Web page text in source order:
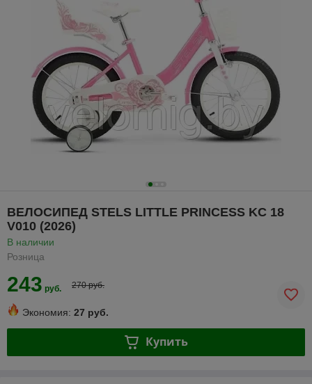
ВЕЛОСИПЕД STELS LITTLE PRINCESS KC 18
V010 (2026)
В наличии
Розница
243 руб. 270 руб.
Экономия: 27 руб.
Купить